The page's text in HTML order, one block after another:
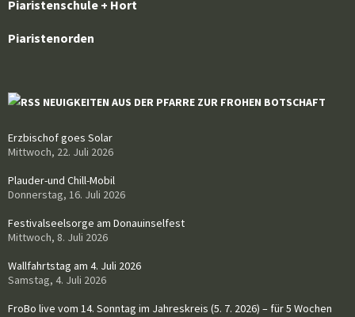
Piaristenschule + Hort
Piaristenorden
NEUIGKEITEN AUS DER PFARRE ZUR FROHEN BOTSCHAFT
Erzbischof goes Solar
Mittwoch, 22. Juli 2026
Plauder-und Chill-Mobil
Donnerstag, 16. Juli 2026
Festivalseelsorge am Donauinselfest
Mittwoch, 8. Juli 2026
Wallfahrtstag am 4. Juli 2026
Samstag, 4. Juli 2026
FroBo live vom 14. Sonntag im Jahreskreis (5. 7. 2026) – für 5 Wochen